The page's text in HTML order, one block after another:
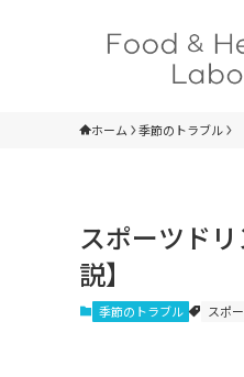
ホーム 季節のトラブル
スポーツド
説】
季節のトラブル スポ